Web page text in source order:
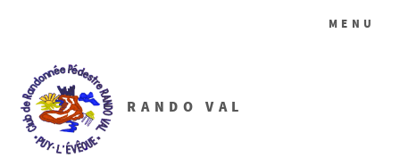
RANDO VAL
MENU